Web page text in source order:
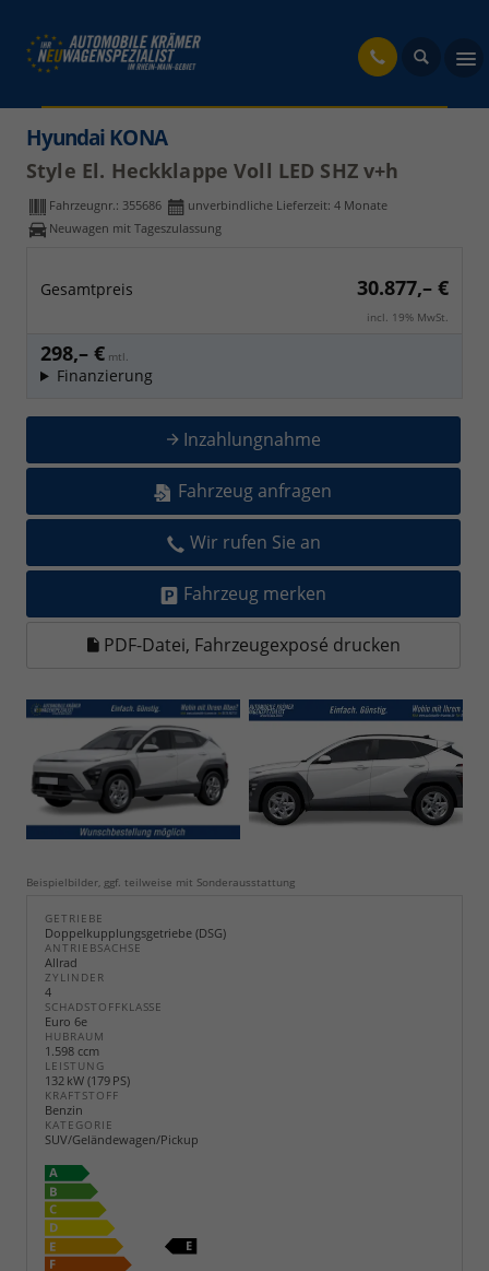
Hyundai KONA
Style El. Heckklappe Voll LED SHZ v+h
Fahrzeugnr.: 355686 unverbindliche Lieferzeit: 4 Monate
Neuwagen mit Tageszulassung
Gesamtpreis 30.877,– €
incl. 19% MwSt.
298,– € mtl.
Finanzierung
Inzahlungnahme
Fahrzeug anfragen
Wir rufen Sie an
Fahrzeug merken
PDF-Datei, Fahrzeugexposé drucken
Beispielbilder, ggf. teilweise mit Sonderausstattung
GETRIEBE
Doppelkupplungsgetriebe (DSG)
ANTRIEBSACHSE
Allrad
ZYLINDER
4
SCHADSTOFFKLASSE
Euro 6e
HUBRAUM
1.598 ccm
LEISTUNG
132 kW (179 PS)
KRAFTSTOFF
Benzin
KATEGORIE
SUV/Geländewagen/Pickup